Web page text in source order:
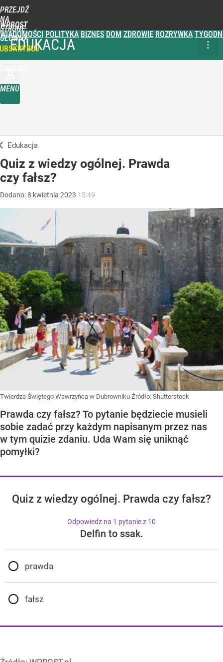
PRZEJDŹ
NA
STRONĘ
GŁÓWNĄ
WPROST
WIADOMOŚCI POLITYKA BIZNES DOM ZDROWIE ROZRYWKA
MENU
EDUKACJA
Edukacja
Quiz z wiedzy ogólnej. Prawda
czy fałsz?
Dodano:8 kwietnia 2023 15:49
Twierdza Świętego Wawrzyńca w Dubrowniku Źródło: Shutterstock
Prawda czy fałsz? To pytanie będziecie musieli
sobie zadać przy każdym napisanym przez nas
w tym quizie zdaniu. Uda Wam się uniknąć
pomyłki?
Quiz z wiedzy ogólnej. Prawda czy fałsz?
Odpowiedz na 1 pytanie z 10
Delfin to ssak.
prawda
fałsz